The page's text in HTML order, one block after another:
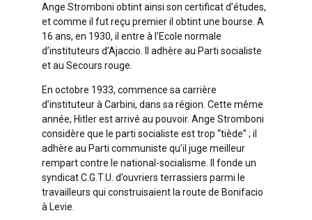
Ange Stromboni obtint ainsi son certificat d’études,
et comme il fut reçu premier il obtint une bourse. A
16 ans, en 1930, il entre à l’Ecole normale
d’instituteurs d’Ajaccio. Il adhère au Parti socialiste
et au Secours rouge.
En octobre 1933, commence sa carrière
d’instituteur à Carbini, dans sa région. Cette même
année, Hitler est arrivé au pouvoir. Ange Stromboni
considère que le parti socialiste est trop “tiède” ; il
adhère au Parti communiste qu’il juge meilleur
rempart contre le national-socialisme. Il fonde un
syndicat C.G.T.U. d’ouvriers terrassiers parmi le
travailleurs qui construisaient la route de Bonifacio
à Levie.